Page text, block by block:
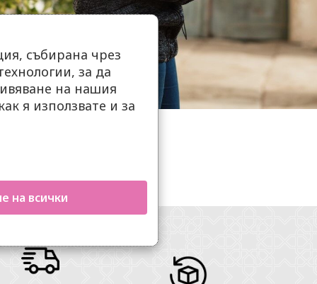
събирана чрез
за да
на нашия
я използвате и за
на всички